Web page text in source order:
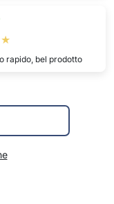
rapido, bel prodotto